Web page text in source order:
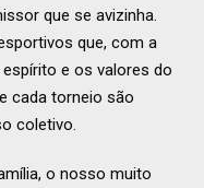
que se avizinha.
que, com a
e os valores do
cada torneio são
coletivo.
o nosso muito